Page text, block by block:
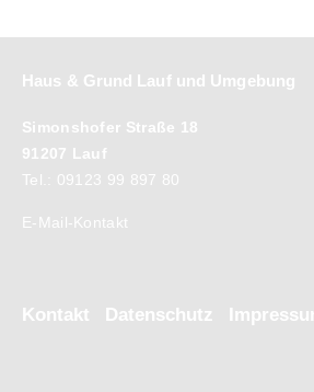
Haus & Grund Lauf und Umgebung
Simonshofer Straße 18
91207 Lauf
Tel.: 09123 99 897 80
E-Mail-Kontakt
Kontakt Datenschutz